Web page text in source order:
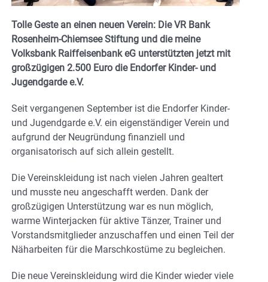
Tolle Geste an einen neuen Verein: Die VR Bank
Rosenheim-Chiemsee Stiftung und die meine
Volksbank Raiffeisenbank eG unterstützten jetzt mit
großzügigen 2.500 Euro die Endorfer Kinder- und
Jugendgarde e.V.
Seit vergangenen September ist die Endorfer Kinder-
und Jugendgarde e.V. ein eigenständiger Verein und
aufgrund der Neugründung finanziell und
organisatorisch auf sich allein gestellt.
Die Vereinskleidung ist nach vielen Jahren gealtert
und musste neu angeschafft werden. Dank der
großzügigen Unterstützung war es nun möglich,
warme Winterjacken für aktive Tänzer, Trainer und
Vorstandsmitglieder anzuschaffen und einen Teil der
Näharbeiten für die Marschkostüme zu begleichen.
Die neue Vereinskleidung wird die Kinder wieder viele